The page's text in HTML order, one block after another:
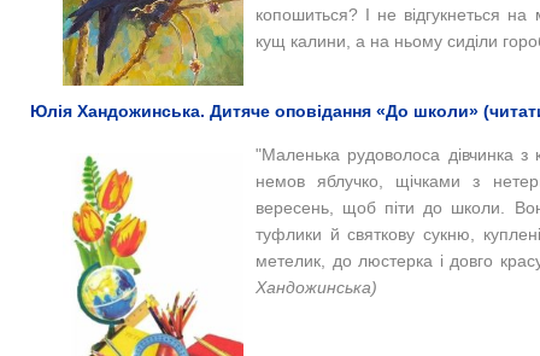
копошиться? І не відгукнеться на
кущ калини, а на ньому сиділи
Юлія Хандожинська. Дитяче оповідання «До школи»
"Маленька рудоволоса дівчинка
немов яблучко, щічками з
вересень, щоб піти до школи.
туфлики й святкову сукню,
метелик, до люстерка і довго
Хандожинська)